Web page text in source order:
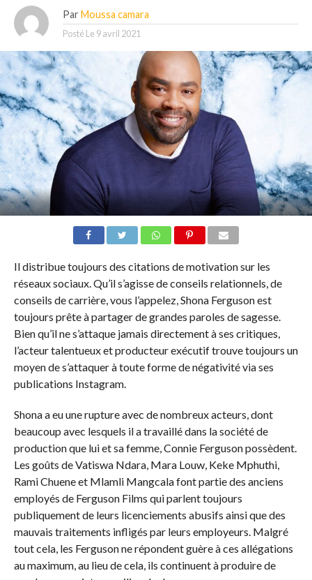
Par Moussa camara
Posté Le 9 avril 2021
Il distribue toujours des citations de motivation sur les
réseaux sociaux. Qu’il s’agisse de conseils relationnels, de
conseils de carrière, vous l’appelez, Shona Ferguson est
toujours prête à partager de grandes paroles de sagesse.
Bien qu’il ne s’attaque jamais directement à ses critiques,
l’acteur talentueux et producteur exécutif trouve toujours un
moyen de s’attaquer à toute forme de négativité via ses
publications Instagram.
Shona a eu une rupture avec de nombreux acteurs, dont
beaucoup avec lesquels il a travaillé dans la société de
production que lui et sa femme, Connie Ferguson possèdent.
Les goûts de Vatiswa Ndara, Mara Louw, Keke Mphuthi,
Rami Chuene et Mlamli Mangcala font partie des anciens
employés de Ferguson Films qui parlent toujours
publiquement de leurs licenciements abusifs ainsi que des
mauvais traitements infligés par leurs employeurs. Malgré
tout cela, les Ferguson ne répondent guère à ces allégations
au maximum, au lieu de cela, ils continuent à produire de